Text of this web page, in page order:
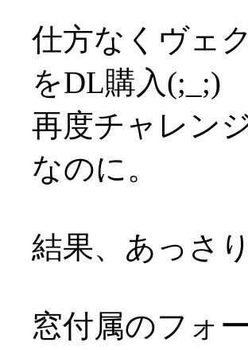
仕方なくヴェ
をDL購入(;_;)
再度チャレン
なのに。
結果、あっさ
窓付属のフォ